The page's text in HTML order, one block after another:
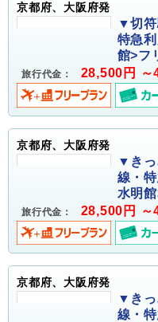
京都府、大阪府発
▼切符
特急
館>フ
旅行代金： 28,500円 ～
京都府、大阪府発
▼き
線・
水明
旅行代金： 28,500円 ～
京都府、大阪府発
▼き
線・